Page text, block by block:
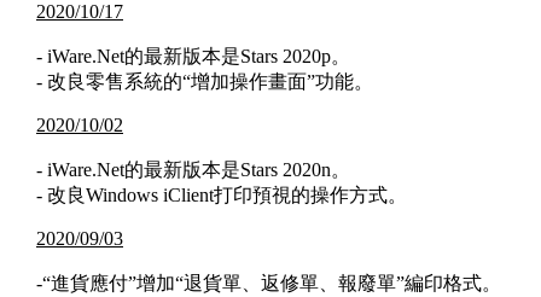
2020/10/17
- iWare.Net的最新版本是Stars 2020p。
- 改良零售系統的“增加操作畫面”功能。
2020/10/02
- iWare.Net的最新版本是Stars 2020n。
- 改良Windows iClient打印預視的操作方式。
2020/09/03
-“進貨應付”增加“退貨單、返修單、報廢單”編印格式。